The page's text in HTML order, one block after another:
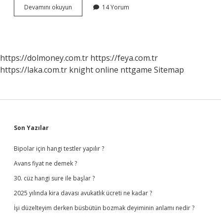
Devamını okuyun
Anlamlı
14 Yorum
https://dolmoney.com.tr https://feya.com.tr
https://laka.com.tr knight online nttgame Sitemap
Sidebar
Son Yazılar
Bipolar için hangi testler yapılır ?
Avans fiyat ne demek ?
30. cüz hangi sure ile başlar ?
2025 yılında kira davası avukatlık ücreti ne kadar ?
İşi düzelteyim derken büsbütün bozmak deyiminin anlamı nedir ?